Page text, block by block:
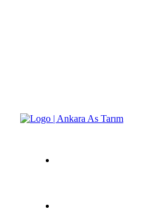
Yeşilin ve Verimin Tüm